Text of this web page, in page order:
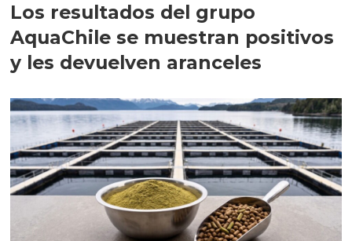
Los resultados del grupo
AquaChile se muestran positivos
y les devuelven aranceles